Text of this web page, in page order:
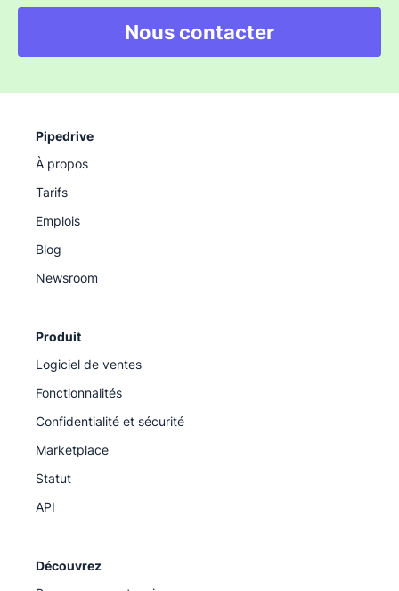
Nous contacter
Pipedrive
À propos
Tarifs
Emplois
Blog
Newsroom
Produit
Logiciel de ventes
Fonctionnalités
Confidentialité et sécurité
Marketplace
Statut
API
Découvrez